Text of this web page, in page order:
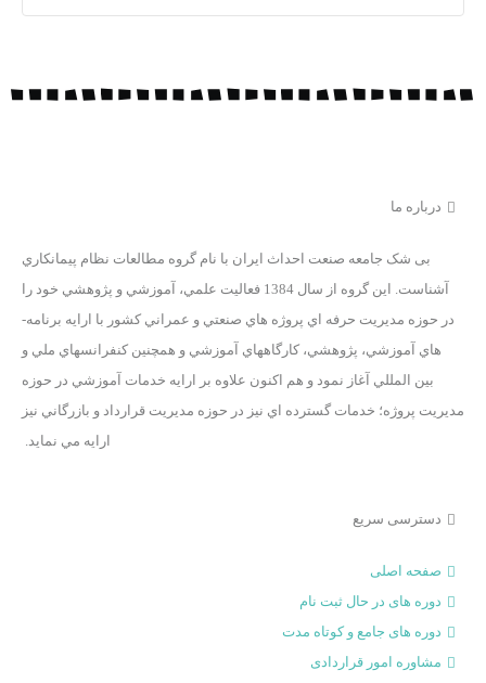
درباره ما
بی ­شک جامعه صنعت احداث ايران با نام گروه مطالعات نظام پيمانکاري
آشناست. اين گروه از سال 1384 فعاليت علمي، آموزشي و پژوهشي خود را
در حوزه مديريت حرفه اي پروژه هاي صنعتي و عمراني کشور با ارايه برنامه­
هاي آموزشي، پژوهشي، کارگاه­هاي آموزشي و همچنين کنفرانس­هاي ملي و
بين­ المللي آغاز نمود و هم اکنون علاوه بر ارايه خدمات آموزشي در حوزه
مديريت پروژه؛ خدمات گسترده اي نيز در حوزه مديريت قرارداد و بازرگاني نيز
ارايه مي­ نمايد.
دسترسی سریع
صفحه اصلی
دوره های در حال ثبت نام
دوره‌ های جامع و کوتاه مدت
مشاوره امور قراردادی